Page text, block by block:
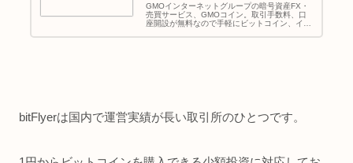
GMOインターネットグループの暗号資産FX・
売買サービス、GMOコイン。取引手数料、口
座開設が無料なので手軽にビットコイン、イー
bitFlyerは国内で運営実績が長い取引所のひとつです。